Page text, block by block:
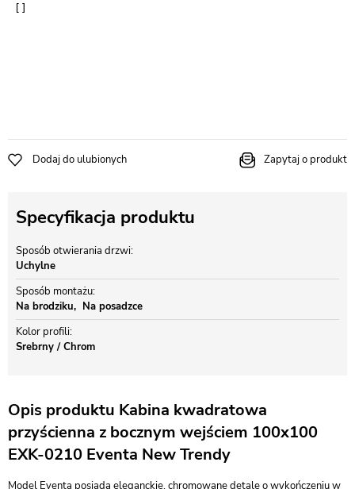
Dodaj do ulubionych Zapytaj o produkt
Specyfikacja produktu
Sposób otwierania drzwi
Uchylne
Sposób montażu
Na brodziku
Na posadzce
Kolor profili
Srebrny / Chrom
Opis produktu Kabina kwadratowa
przyścienna z bocznym wejściem 100x100
EXK-0210 Eventa New Trendy
Model Eventa posiada eleganckie, chromowane detale o wykończeniu w